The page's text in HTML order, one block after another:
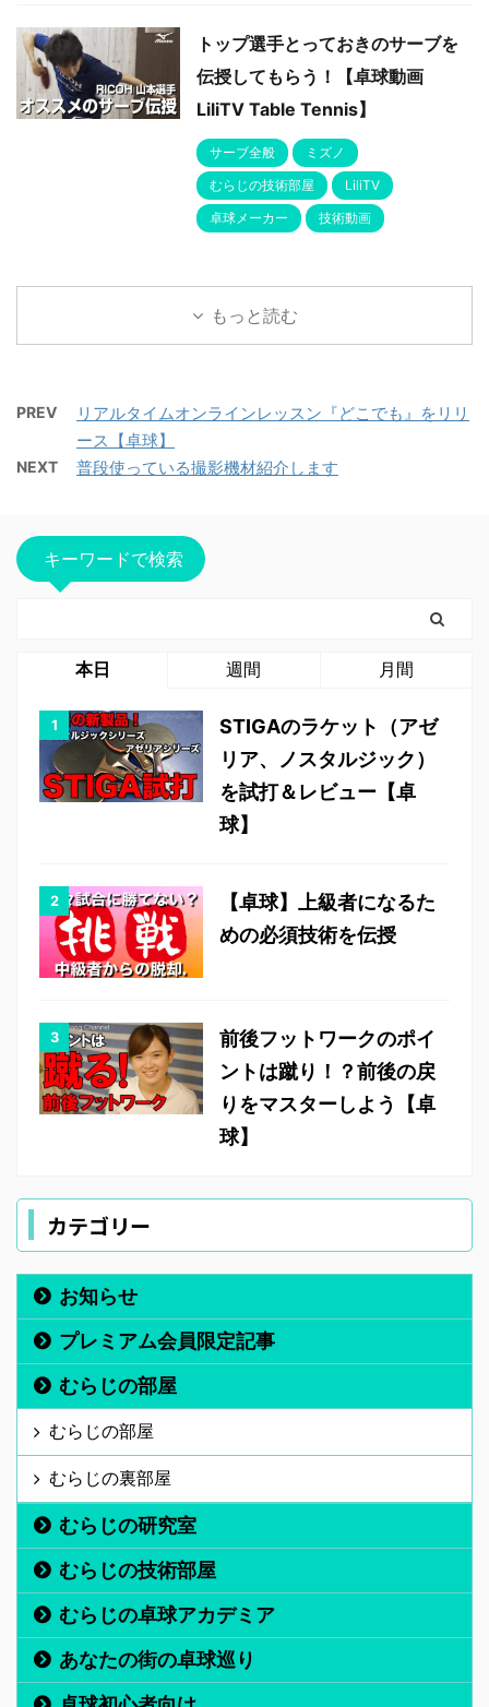
トップ選手とっておきのサーブを
伝授してもらう！【卓球動画
LiliTV Table Tennis】
サーブ全般
ミズノ
むらじの技術部屋
LiliTV
卓球メーカー
技術動画
もっと読む
PREV
リアルタイムオンラインレッスン『どこでも』をリリ
ース【卓球】
NEXT 普段使っている撮影機材紹介します
キーワードで検索
本日 週間 月間
STIGAのラケット（アゼ
リア、ノスタルジック）
を試打＆レビュー【卓
球】
【卓球】上級者になるた
めの必須技術を伝授
前後フットワークのポイ
ントは蹴り！？前後の戻
りをマスターしよう【卓
球】
カテゴリー
お知らせ
プレミアム会員限定記事
むらじの部屋
むらじの部屋
むらじの裏部屋
むらじの研究室
むらじの技術部屋
むらじの卓球アカデミア
あなたの街の卓球巡り